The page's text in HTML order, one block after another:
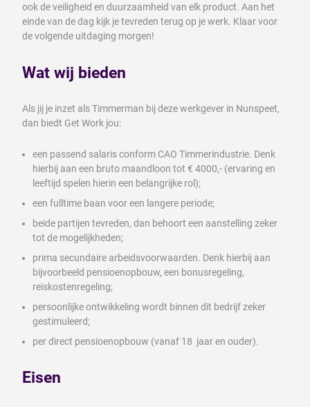
ook de veiligheid en duurzaamheid van elk product. Aan het
einde van de dag kijk je tevreden terug op je werk. Klaar voor
de volgende uitdaging morgen!
Wat wij bieden
Als jij je inzet als Timmerman bij deze werkgever in Nunspeet,
dan biedt Get Work jou:
een passend salaris conform CAO Timmerindustrie. Denk
hierbij aan een bruto maandloon tot € 4000,- (ervaring en
leeftijd spelen hierin een belangrijke rol);
een fulltime baan voor een langere periode;
beide partijen tevreden, dan behoort een aanstelling zeker
tot de mogelijkheden;
prima secundaire arbeidsvoorwaarden. Denk hierbij aan
bijvoorbeeld pensioenopbouw, een bonusregeling,
reiskostenregeling;
persoonlijke ontwikkeling wordt binnen dit bedrijf zeker
gestimuleerd;
per direct pensioenopbouw (vanaf 18 jaar en ouder).
Eisen